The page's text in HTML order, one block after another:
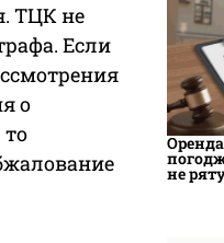
ТЦК не
Если
о
не